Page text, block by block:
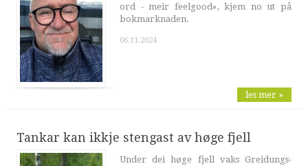
ord - meir feelgood», kjem no ut på
bokmarknaden.
06.11.2024
les mer »
Tankar kan ikkje stengast av høge fjell
Under dei høge fjell vaks Greidungs-